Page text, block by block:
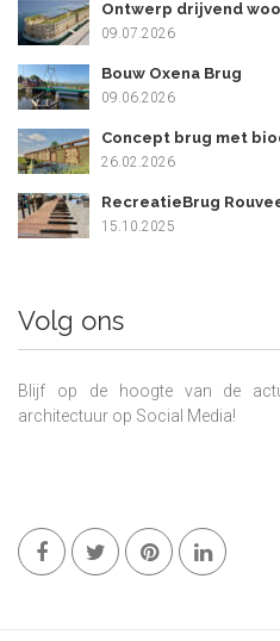
Ontwerp drijvend
09.07.2026
Bouw Oxena Brug
09.06.2026
Concept brug met
26.02.2026
RecreatieBrug
15.10.2025
Volg ons
Blijf op de hoogte van de
architectuur op Social Media!